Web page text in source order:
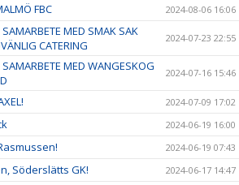
FBC 2024-08-06 16:06
MED SMAK SAK
CATERING
2024-07-23 22:55
MED WANGESKOG
2024-07-16 15:46
2024-07-09 17:02
2024-06-19 16:00
2024-06-19 07:43
Söderslätts GK! 2024-06-17 14:47